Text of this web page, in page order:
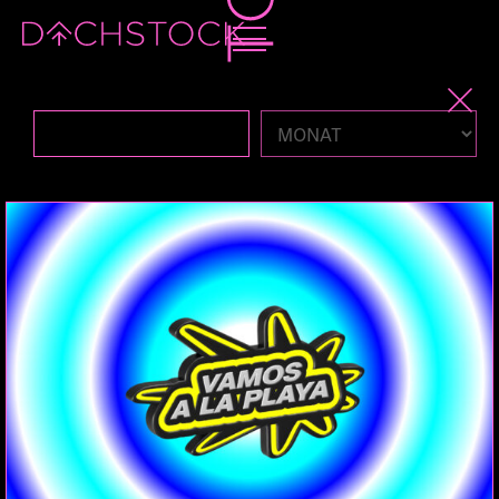
Fr, 24.04.2026
ELECTRONIC EXPERIMENTAL HARDCORE HERZCORE
DECONSTRUCTEDCLUB